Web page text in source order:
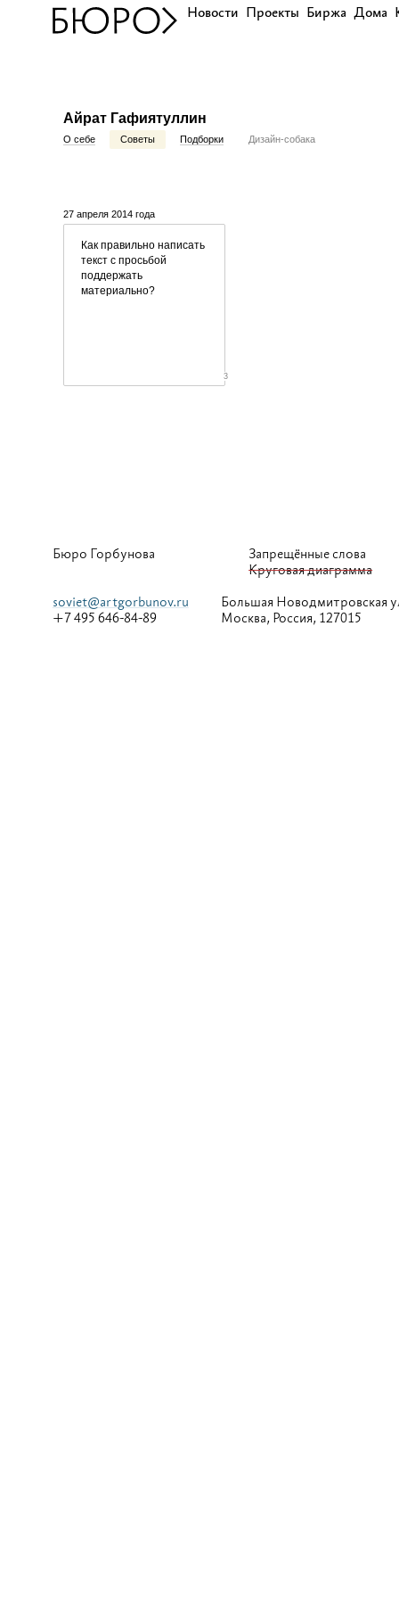
Новости Проекты Биржа Дома
Айрат Гафиятуллин
О себе Советы Подборки Дизайн-собака
27 апреля 2014 года
Как правильно написать
текст с просьбой
поддержать
материально?
3
Бюро Горбунова
Запрещённые слова
Круговая диаграмма
soviet@artgorbunov.ru
+7 495 646-84-89
Большая Новодмитровская
Москва, Россия, 127015